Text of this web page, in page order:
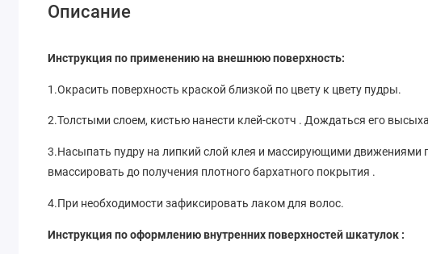
Описание
Инструкция по применению на внешнюю поверхность:
1.Окрасить поверхность краской близкой по цвету к цвету пудры.
2.Толстыми слоем, кистью нанести клей-скотч . Дождаться его
3.Насыпать пудру на липкий слой клея и массирующими движениями
вмассировать до получения плотного бархатного покрытия .
4.При необходимости зафиксировать лаком для волос.
Инструкция по оформлению внутренних поверхностей шкатулок :